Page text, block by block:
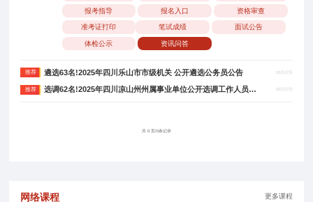
报考指导 报名入口 资格审查
准考证打印 笔试成绩 面试公告
体检公示 资讯问答
推荐 遴选63名!2025年四川乐山市市级机关 公开遴选公务员公告 03月27日
推荐 选调62名!2025年四川凉山州州属事业单位公开选调工作人员公告 03月27日
共 0 页/0条记录
网络课程 更多课程